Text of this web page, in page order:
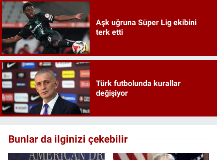
Aşk uğruna Süper Lig ekibini
terk etti
Türk futbolunda kurallar
değişiyor
Bunlar da ilginizi çekebilir